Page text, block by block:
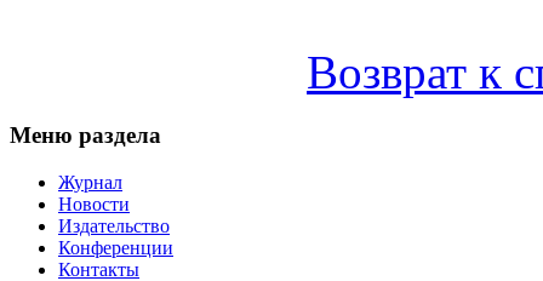
Возврат к
Меню раздела
Журнал
Новости
Издательство
Конференции
Контакты